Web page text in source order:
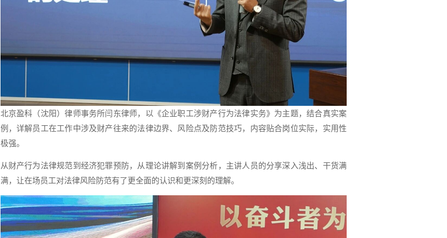
北京盈科（沈阳）律师事务所闫东律师，以《企业职工涉财产行为法律实务》为主题，结合真实案
例，详解员工在工作中涉及财产往来的法律边界、风险点及防范技巧，内容贴合岗位实际，实用性
极强。
从财产行为法律规范到经济犯罪预防，从理论讲解到案例分析，主讲人员的分享深入浅出、干货满
满，让在场员工对法律风险防范有了更全面的认识和更深刻的理解。